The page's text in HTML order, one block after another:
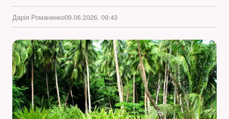
Дарія Романенко09.06.2026, 09:43